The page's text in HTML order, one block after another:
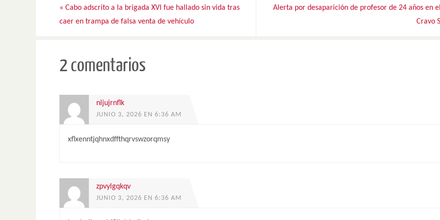
« Cabo adscrito a la brigada XVI fue hallado sin vida tras
caer en trampa de falsa venta de vehículo
Alerta por desaparición de profesor de 24 años en
Cravo
2 comentarios
nljujrnflk
JUNIO 3, 2026 EN 6:36 AM
xflxenntjqhnxdffthqrvswzorqmsy
zpvylgqkqv
JUNIO 3, 2026 EN 6:36 AM